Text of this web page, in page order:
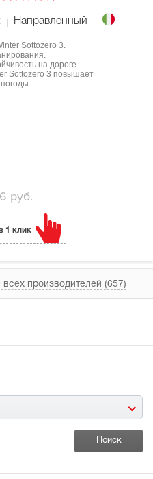
Направленный
Sottozero 3.
на дороге.
Sottozero 3 повышает
руб.
1 клик
производителей (657)